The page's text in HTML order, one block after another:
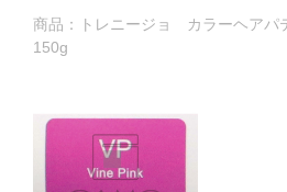
商品：
トレニージョ カラーヘア
150g